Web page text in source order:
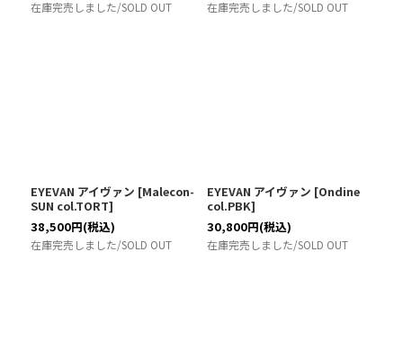
在庫完売しました/SOLD OUT 在庫完売しました/SOLD OUT
EYEVAN アイヴァン [Malecon-
SUN col.TORT]
38,500円(税込)
在庫完売しました/SOLD OUT
EYEVAN アイヴァン [Ondine
col.PBK]
30,800円(税込)
在庫完売しました/SOLD OUT